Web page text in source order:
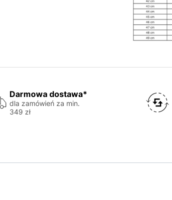
Darmowa dostawa*
dla zamówień za min.
349 zł